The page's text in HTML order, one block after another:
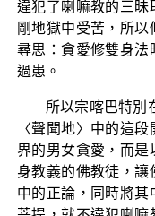
違犯了喇嘛教的三昧
剛地獄中受苦，所
尋思：貪愛修雙身法
過患。
所以宗喀巴特別
〈聲聞地〉中的這
界的男女貪愛，而
身教義的佛教徒，讓
中的正論，同時將其